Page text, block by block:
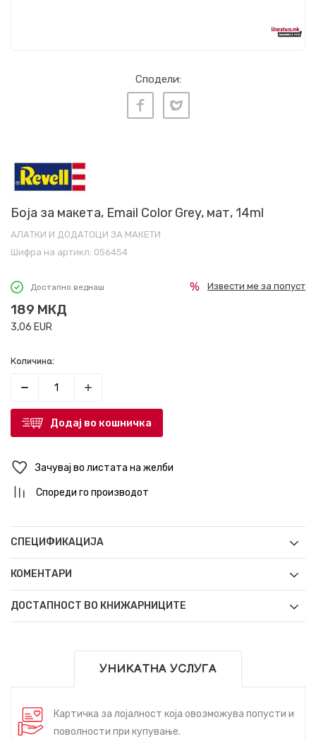
Сподели:
Боја за макета, Email Color Grey, мат, 14ml
АЛАТКИ И ДОДАТОЦИ ЗА МАКЕТИ
Шифра на артикл: 056454
Достапно веднаш
189 МКД
3,06 EUR
Извести ме за попуст
Количина:
Додај во кошничка
Зачувај во листата на желби
Спореди го производот
СПЕЦИФИКАЦИЈА
КОМЕНТАРИ
ДОСТАПНОСТ ВО КНИЖАРНИЦИТЕ
УНИКАТНА УСЛУГА
Картичка за лојалност која овозможува попусти и
поволности при купување.